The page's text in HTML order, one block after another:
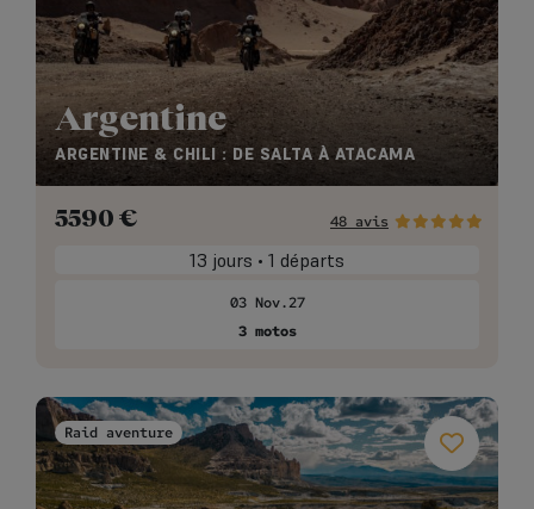
Argentine
ARGENTINE & CHILI : DE SALTA À ATACAMA
5590 € 48 avis
13 jours • 1 départs
03 Nov.27
3 motos
Raid aventure